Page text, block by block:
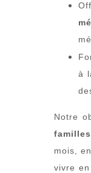
à
Notre
familles
mois,
vivre